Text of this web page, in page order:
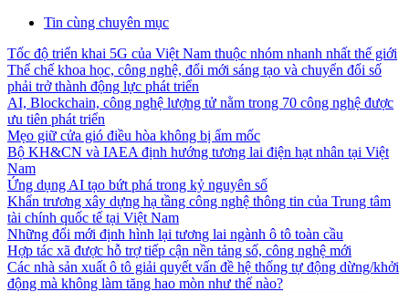
Tin cùng chuyên mục
Tốc độ triển khai 5G của Việt Nam thuộc nhóm nhanh nhất thế giới
Thể chế khoa học, công nghệ, đổi mới sáng tạo và chuyển đổi số
phải trở thành động lực phát triển
AI, Blockchain, công nghệ lượng tử nằm trong 70 công nghệ được
ưu tiên phát triển
Mẹo giữ cửa gió điều hòa không bị ẩm mốc
Bộ KH&CN và IAEA định hướng tương lai điện hạt nhân tại Việt
Nam
Ứng dụng AI tạo bứt phá trong kỷ nguyên số
Khẩn trương xây dựng hạ tầng công nghệ thông tin của Trung tâm
tài chính quốc tế tại Việt Nam
Những đổi mới định hình lại tương lai ngành ô tô toàn cầu
Hợp tác xã được hỗ trợ tiếp cận nền tảng số, công nghệ mới
Các nhà sản xuất ô tô giải quyết vấn đề hệ thống tự động dừng/khởi
động mà không làm tăng hao mòn như thế nào?